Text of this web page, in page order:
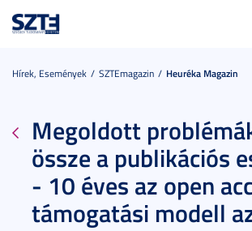
Hírek, Események SZTEmagazin Heuréka Magazin
Megoldott
össze a publikációs
- 10 éves az open
támogatási modell